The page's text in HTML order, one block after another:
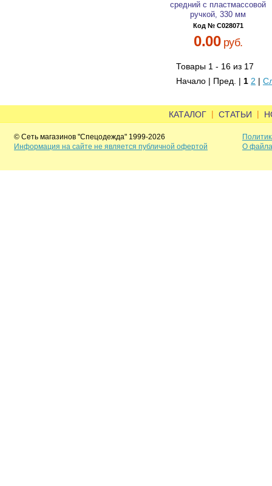
средний с пластмассовой
ручкой, 330 мм
Код № C028071
0.00руб.
Товары 1 - 16 из 17
Начало | Пред. | 1 2 |
КАТАЛОГ | СТАТЬИ |
© Сеть магазинов "Спецодежда" 1999-2026
Информация на сайте не является публичной офертой
О